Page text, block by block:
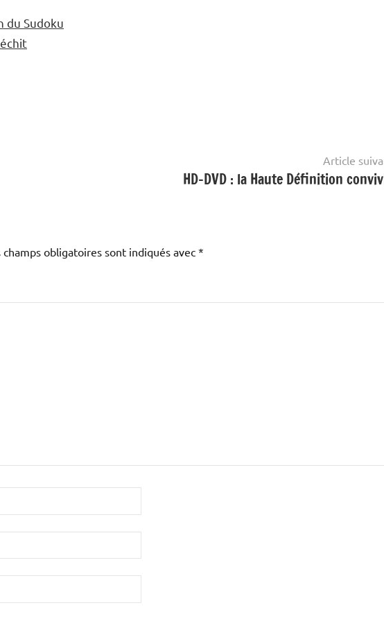
du Sudoku
Article
HD-DVD : la Haute Définition
champs obligatoires sont indiqués avec *